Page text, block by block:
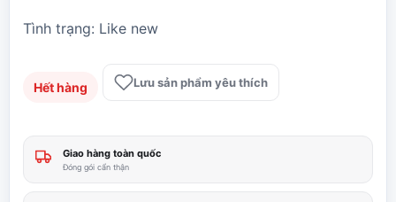
Tình trạng: Like new
Hết hàng Lưu sản phẩm yêu thích
Giao hàng toàn quốc
Đóng gói cẩn thận